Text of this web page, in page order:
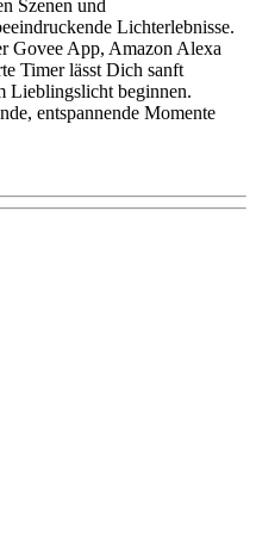
Szenen und
Lichterlebnisse.
Govee App, Amazon Alexa
Timer lässt Dich sanft
Lieblingslicht beginnen.
entspannende Momente